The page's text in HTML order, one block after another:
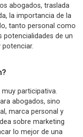
abogados, traslada
la importancia de la
tanto personal como
potencialidades de un
participativa.
abogados, sino
marca personal y
sobre marketing
lo mejor de una